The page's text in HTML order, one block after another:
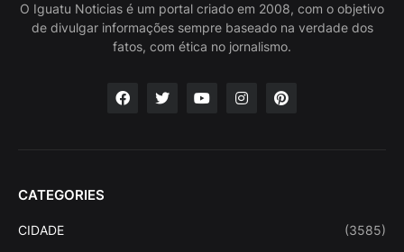
O Iguatu Noticias é um portal criado em 2008, com o objetivo
de divulgar informações sempre baseado na verdade dos
fatos, com ética no jornalismo.
CATEGORIES
CIDADE (3585)